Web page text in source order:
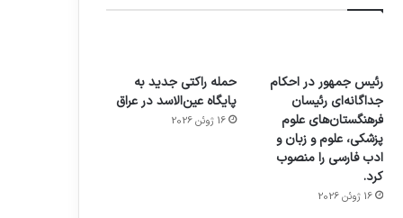
رئیس جمهور در احکام
جداگانه‌ای رئیسان
فرهنگستان‌های علوم
پزشکی، علوم و زبان و
ادب فارسی را منصوب
کرد.
16 ژوئن 2026
حمله راکتی جدید به
پایگاه عین‌الاسد در عراق
16 ژوئن 2026